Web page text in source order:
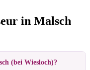
in Malsch
(bei Wiesloch)?